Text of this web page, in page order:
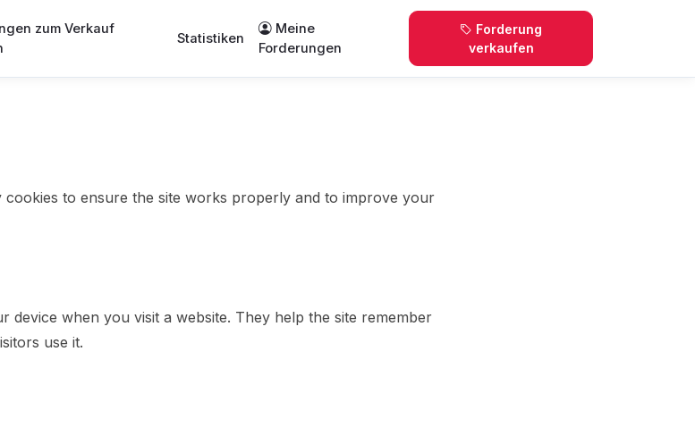
zum Verkauf
Statistiken
Meine
Forderungen
Forderung
verkaufen
to ensure the site works properly and to improve your
device when you visit a website. They help the site remember
use it.